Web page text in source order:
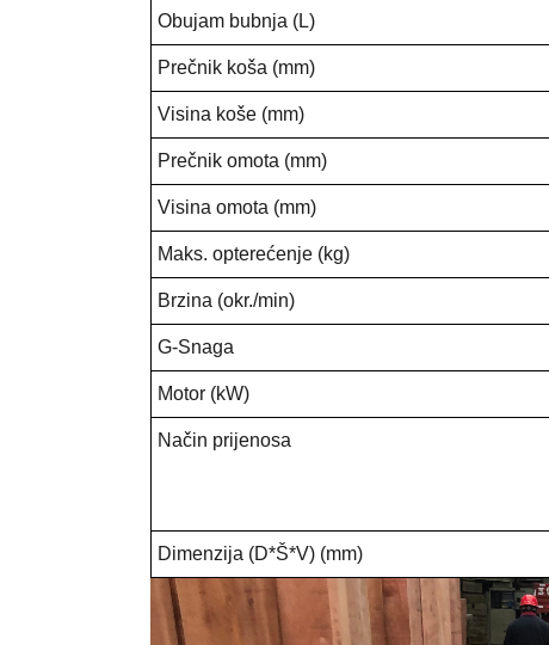
Obujam bubnja (L)
Prečnik koša (mm)
Visina koše (mm)
Prečnik omota (mm)
Visina omota (mm)
Maks. opterećenje (kg)
Brzina (okr./min)
G-Snaga
Motor (kW)
Način prijenosa
Dimenzija (D*Š*V) (mm)